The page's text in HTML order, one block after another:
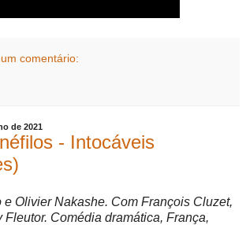
comentário:
de 2021
- Intocáveis
e Olivier Nakashe. Com François Cluzet,
Fleutor. Comédia dramática, França,